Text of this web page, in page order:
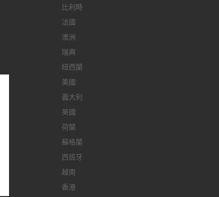
比利時
法國
澳洲
瑞典
紐西蘭
美國
義大利
英國
荷蘭
蘇格蘭
西班牙
越南
香港